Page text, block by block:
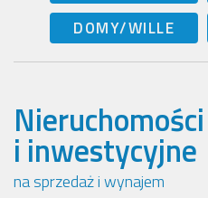
DOMY/WILLE
i inwestycyjne
na sprzedaż i wynajem